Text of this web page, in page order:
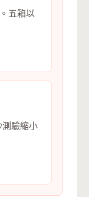
五箱以
測驗縮小